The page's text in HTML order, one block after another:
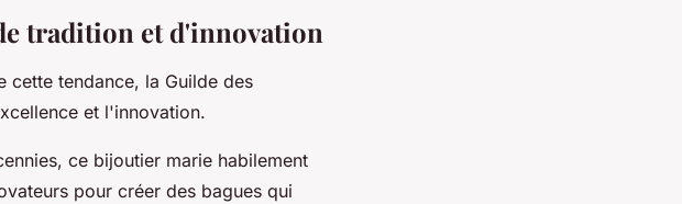
tradition et d'innovation
cette tendance, la Guilde des
et l'innovation.
ce bijoutier marie habilement
pour créer des bagues qui